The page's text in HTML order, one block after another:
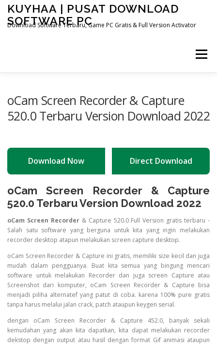
Skip
content
KUYHAA | PUSAT DOWNLOAD
SOFTWARE PC
Download Software Terbaru, Game PC Gratis & Full Version Activator
Menu
oCam Screen Recorder & Capture
520.0 Terbaru Version Download 2022
Download Now Direct Download
oCam Screen Recorder & Capture
520.0 Terbaru Version Download 2022
oCam Screen Recorder& Capture 520.0 Full Version gratis terbaru -
Salah satu software yang berguna untuk kita yang ingin melakukan
recorder desktop atapun melakukan screen capture desktop.
oCam Screen Recorder & Capture ini gratis, memiliki size kecil dan juga
mudah dalam pengguanya. Buat kita semua yang bingung mencari
software untuk melakukan Recorder dan juga screen Capture atau
Screenshot dari komputer, oCam Screen Recorder & Capture bisa
menjadi piliha alternatef yang patut di coba. karena 100% pure gratis
tanpa harus melalui jalan crack, patch ataupun keygen serial.
dengan oCam Screen Recorder & Capture 452.0, banyak sekali
kemudahan yang akan kita dapatkan, kita dapat melakukan recorder
dekstop dengan output atau hasil dengan format Gif animasi ataupun